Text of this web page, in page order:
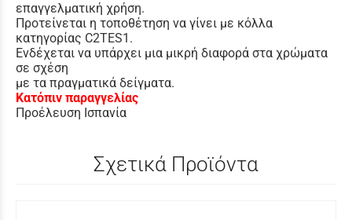
επαγγελματική χρήση.
Προτείνεται η τοποθέτηση να γίνει με κόλλα
κατηγορίας C2TES1.
Ενδέχεται να υπάρχει μια μικρή διαφορά στα χρώματα
σε σχέση
με τα πραγματικά δείγματα.
Κατόπιν παραγγελίας
Προέλευση Ισπανία
Σχετικά Προϊόντα